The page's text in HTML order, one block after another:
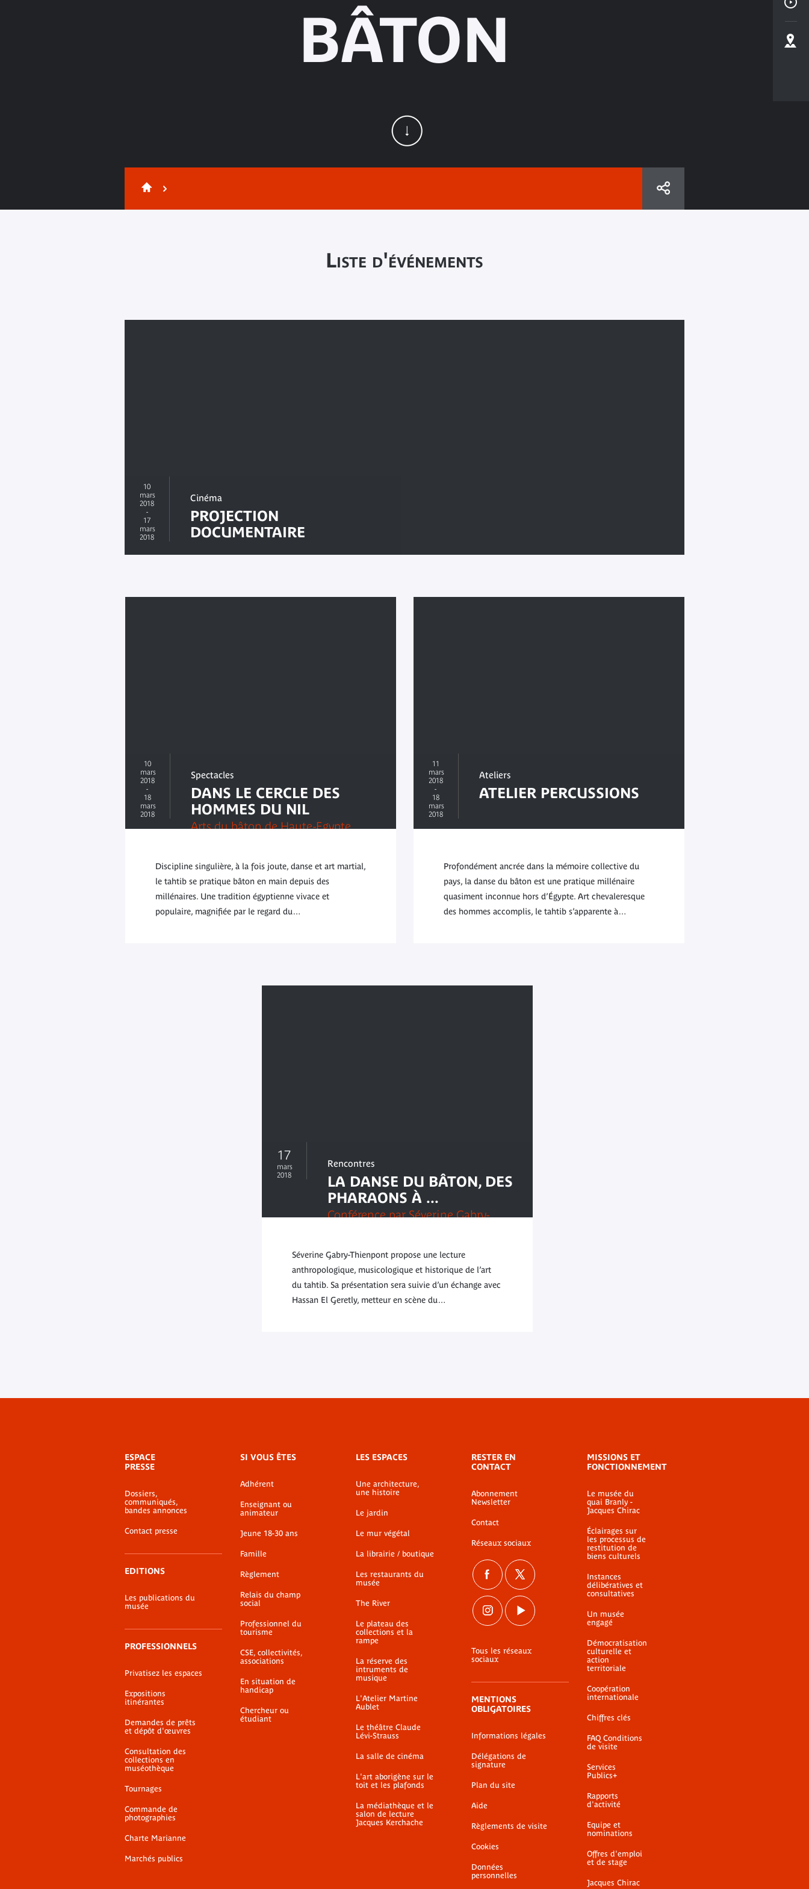
BÂTON
Liste d'événements
10
mars
2018
-
17
mars
2018
Cinéma
PROJECTION
DOCUMENTAIRE
10
mars
2018
-
18
mars
2018
Spectacles
DANS LE CERCLE DES
HOMMES DU NIL
Arts du bâton de Haute-Egypte
Discipline singulière, à la fois joute, danse et art martial,
le tahtib se pratique bâton en main depuis des
millénaires. Une tradition égyptienne vivace et
populaire, magnifiée par le regard du…
11
mars
2018
-
18
mars
2018
Ateliers
ATELIER PERCUSSIONS
Profondément ancrée dans la mémoire collective du
pays, la danse du bâton est une pratique millénaire
quasiment inconnue hors d’Égypte. Art chevaleresque
des hommes accomplis, le tahtib s’apparente à…
17
mars
2018
Rencontres
LA DANSE DU BÂTON, DES
PHARAONS À ...
Conférence par Séverine Gabry-
Séverine Gabry-Thienpont propose une lecture
anthropologique, musicologique et historique de l’art
du tahtib. Sa présentation sera suivie d’un échange avec
Hassan El Geretly, metteur en scène du…
de
bas-
page
ESPACE
PRESSE
Dossiers,
communiqués,
bandes annonces
Contact presse
EDITIONS
Les publications du
musée
PROFESSIONNELS
Privatisez les espaces
Expositions
itinérantes
Demandes de prêts
et dépôt d'œuvres
Consultation des
collections en
muséothèque
Tournages
Commande de
photographies
Charte Marianne
Marchés publics
SI VOUS ÊTES
Adhérent
Enseignant ou
animateur
Jeune 18-30 ans
Famille
Règlement
Relais du champ
social
Professionnel du
tourisme
CSE, collectivités,
associations
En situation de
handicap
Chercheur ou
étudiant
LES ESPACES
Une architecture,
une histoire
Le jardin
Le mur végétal
La librairie / boutique
Les restaurants du
musée
The River
Le plateau des
collections et la
rampe
La réserve des
intruments de
musique
L'Atelier Martine
Aublet
Le théâtre Claude
Lévi-Strauss
La salle de cinéma
L'art aborigène sur le
toit et les plafonds
La médiathèque et le
salon de lecture
Jacques Kerchache
RESTER EN
CONTACT
Abonnement
Newsletter
Contact
Réseaux sociaux
Tous les réseaux
sociaux
MENTIONS
OBLIGATOIRES
Informations légales
Délégations de
signature
Plan du site
Aide
Règlements de visite
Cookies
Données
personnelles
MISSIONS ET
FONCTIONNEMENT
Le musée du
quai Branly -
Jacques Chirac
Éclairages sur
les processus de
restitution de
biens culturels
Instances
délibératives et
consultatives
Un musée
engagé
Démocratisation
culturelle et
action
territoriale
Coopération
internationale
Chiffres clés
FAQ Conditions
de visite
Services
Publics+
Rapports
d'activité
Equipe et
nominations
Offres d'emploi
et de stage
Jacques Chirac